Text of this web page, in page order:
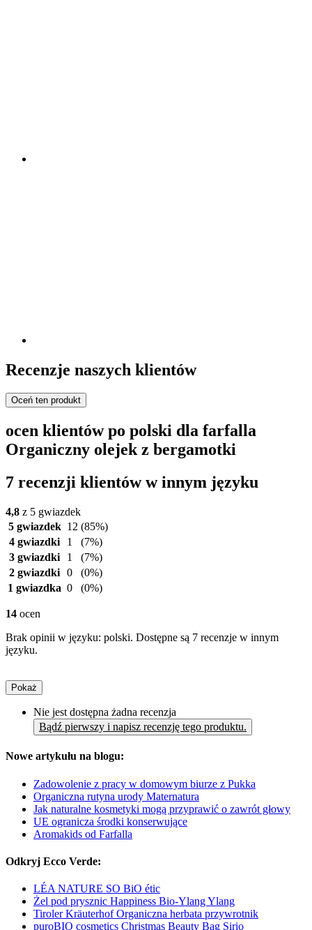
Recenzje naszych klientów
Oceń ten produkt
ocen klientów po polski dla farfalla
Organiczny olejek z bergamotki
7 recenzji klientów w innym języku
4,8 z 5 gwiazdek
5 gwiazdek 12 (85%)
4 gwiazdki
1
(7%)
3 gwiazdki
1
(7%)
2 gwiazdki 0
(0%)
1 gwiazdka 0 (0%)
14 ocen
Brak opinii w języku: polski. Dostępne są 7 recenzje w innym
języku.
Pokaż
Nie jest dostępna żadna recenzja
Bądź pierwszy i napisz recenzję tego produktu.
Nowe artykułu na blogu:
Zadowolenie z pracy w domowym biurze z Pukka
Organiczna rutyna urody Maternatura
Jak naturalne kosmetyki mogą przyprawić o zawrót głowy
UE ogranicza środki konserwujące
Aromakids od Farfalla
Odkryj Ecco Verde:
LÉA NATURE SO BiO étic
Żel pod prysznic Happiness Bio-Ylang Ylang
Tiroler Kräuterhof Organiczna herbata przywrotnik
puroBIO cosmetics Christmas Beauty Bag Sirio